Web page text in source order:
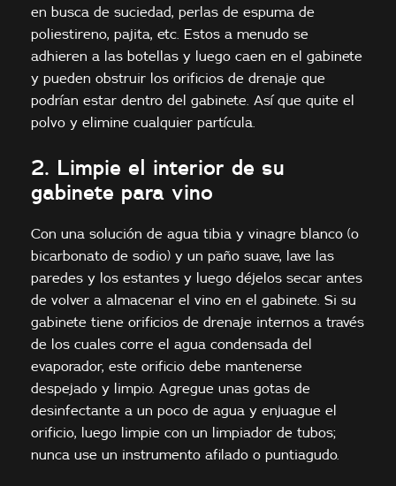
en busca de suciedad, perlas de espuma de
poliestireno, pajita, etc. Estos a menudo se
adhieren a las botellas y luego caen en el gabinete
y pueden obstruir los orificios de drenaje que
podrían estar dentro del gabinete. Así que quite el
polvo y elimine cualquier partícula.
2. Limpie el interior de su
gabinete para vino
Con una solución de agua tibia y vinagre blanco (o
bicarbonato de sodio) y un paño suave, lave las
paredes y los estantes y luego déjelos secar antes
de volver a almacenar el vino en el gabinete. Si su
gabinete tiene orificios de drenaje internos a través
de los cuales corre el agua condensada del
evaporador, este orificio debe mantenerse
despejado y limpio. Agregue unas gotas de
desinfectante a un poco de agua y enjuague el
orificio, luego limpie con un limpiador de tubos;
nunca use un instrumento afilado o puntiagudo.